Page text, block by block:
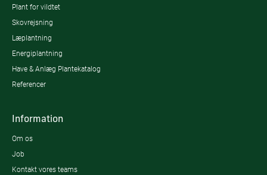
Plant for vildtet
Skovrejsning
Læplantning
Energiplantning
Have & Anlæg Plantekatalog
Referencer
Information
Om os
Job
Kontakt vores teams